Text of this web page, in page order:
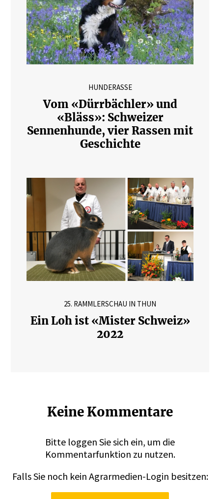
HUNDERASSE
Vom «Dürrbächler» und
«Bläss»: Schweizer
Sennenhunde, vier Rassen mit
Geschichte
25. RAMMLERSCHAU IN THUN
Ein Loh ist «Mister Schweiz»
2022
Keine Kommentare
Bitte loggen Sie sich ein, um die
Kommentarfunktion zu nutzen.
Falls Sie noch kein Agrarmedien-Login besitzen: